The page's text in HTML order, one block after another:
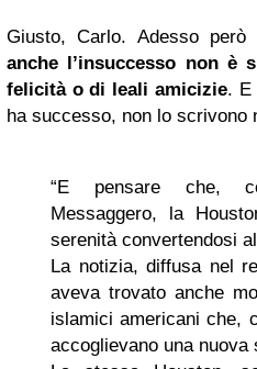
Giusto, Carlo. Adesso
anche l’insuccesso non è
felicità o di leali amicizie. E
ha successo, non lo
“E pensare che,
Messaggero, la
serenità convertendosi
La notizia, diffusa nel
aveva trovato anche
islamici americani che,
accoglievano una nuova